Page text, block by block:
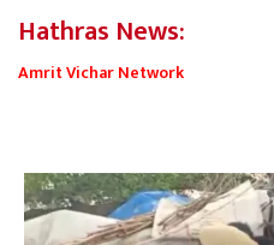
Hathras News:
Amrit Vichar Network